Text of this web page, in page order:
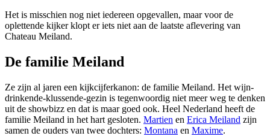
Het is misschien nog niet iedereen opgevallen, maar voor de
oplettende kijker klopt er iets niet aan de laatste aflevering van
Chateau Meiland.
De familie Meiland
Ze zijn al jaren een kijkcijferkanon: de familie Meiland. Het wijn-
drinkende-klussende-gezin is tegenwoordig niet meer weg te denken
uit de showbizz en dat is maar goed ook. Heel Nederland heeft de
familie Meiland in het hart gesloten. Martien en Erica Meiland zijn
samen de ouders van twee dochters: Montana en Maxime.